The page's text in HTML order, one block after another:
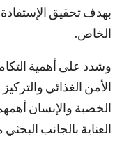
بهدف تحقيق الإستفادة
الخاص.
وشدد على أهمية
الأمن الغذائي
الخصبة والإنسان
العناية بالجانب